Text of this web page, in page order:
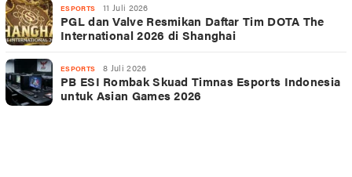
ESPORTS 11 Juli 2026
PGL dan Valve Resmikan Daftar Tim DOTA The
International 2026 di Shanghai
ESPORTS 8 Juli 2026
PB ESI Rombak Skuad Timnas Esports Indonesia
untuk Asian Games 2026